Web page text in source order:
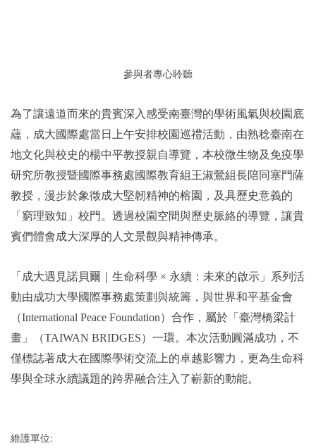
參與者專心聆聽
為了讓遠道而來的貴賓深入感受南臺灣的學術風氣與校園底
蘊，成大國際處當日上午安排校園巡禮活動，由熟稔臺南在
地文化與校史的楊中平教授親自導覽，本校微生物及免疫學
研究所教授暨國際事務處國際教育組王淑鶯組長陪同塞門薩
教授，漫步於象徵成大堅韌精神的榕園，及具歷史意義的
「窮理致知」校門。透過校園空間與歷史脈絡的導覽，讓貴
賓們體會成大深厚的人文景觀與精神傳承。
「成大遇見諾貝爾｜生命科學 × 永續：未來的啟示」系列活
動由成功大學國際事務處策劃與統籌，與世界和平基金會
（International Peace Foundation）合作，屬於「臺灣橋梁計
畫」（TAIWAN BRIDGES）一環。本次活動圓滿成功，不
僅標誌著成大在國際學術交流上的卓越影響力，更為生命科
學與全球永續議題的跨界融合注入了嶄新的動能。
維護單位: